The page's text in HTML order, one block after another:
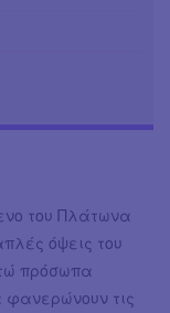
του Πλάτωνα
όψεις του
πρόσωπα
τις